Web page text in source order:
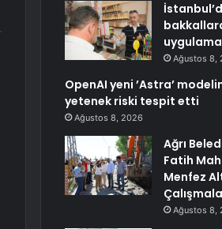
Ağustos 8,
OpenAI yeni ’Astra’
yetenek riski tespit etti
Ağustos 8, 2026
Ağrı
Fatih
Menfez
Ağustos 8,